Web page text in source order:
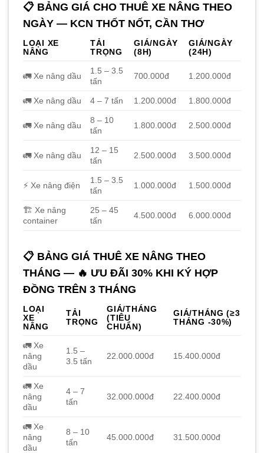
📋 BẢNG GIÁ CHO THUÊ XE NÂNG THEO
NGÀY — KCN THỐT NỐT, CẦN THƠ
LOẠI XE
NÂNG
TẢI
TRỌNG
GIÁ/NGÀY
(8H)
GIÁ/NGÀY
(24H)
🚛 Xe nâng dầu
1.5 – 3.5
tấn
700.000đ 1.200.000đ
🚛 Xe nâng dầu 4 – 7 tấn 1.200.000đ 1.800.000đ
🚛 Xe nâng dầu
8 – 10
tấn
1.800.000đ 2.500.000đ
🚛 Xe nâng dầu
12 – 15
tấn
2.500.000đ 3.500.000đ
⚡ Xe nâng điện
1.5 – 3.5
tấn
1.000.000đ 1.500.000đ
🏗️ Xe nâng
container
25 – 45
tấn
4.500.000đ 6.000.000đ
📋 BẢNG GIÁ THUÊ XE NÂNG THEO
THÁNG — 🔥 ƯU ĐÃI 30% KHI KÝ HỢP
ĐỒNG TRÊN 3 THÁNG
LOẠI
XE
NÂNG
TẢI
TRỌNG
GIÁ/THÁNG
(TIÊU
CHUẨN)
GIÁ/THÁNG (≥3
THÁNG -30%)
🚛 Xe
nâng
dầu
1.5 –
3.5 tấn
22.000.000đ 15.400.000đ
🚛 Xe
nâng
dầu
4 – 7
tấn
32.000.000đ 22.400.000đ
🚛 Xe
nâng
dầu
8 – 10
tấn
45.000.000đ 31.500.000đ